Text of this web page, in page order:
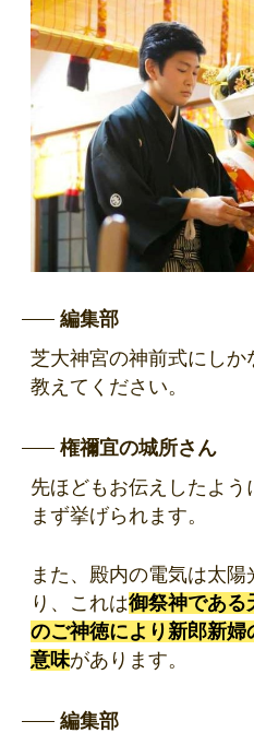
編集部
芝大神宮の神前式にし
教えてください。
権禰宜の城所さん
先ほどもお伝えしたよ
まず挙げられます。
また、殿内の電気は太
り、これは御祭神である
のご神徳により新郎新婦
意味があります。
編集部